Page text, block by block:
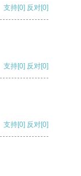
支持[0] 反对[0]
支持[0] 反对[0]
支持[0] 反对[0]